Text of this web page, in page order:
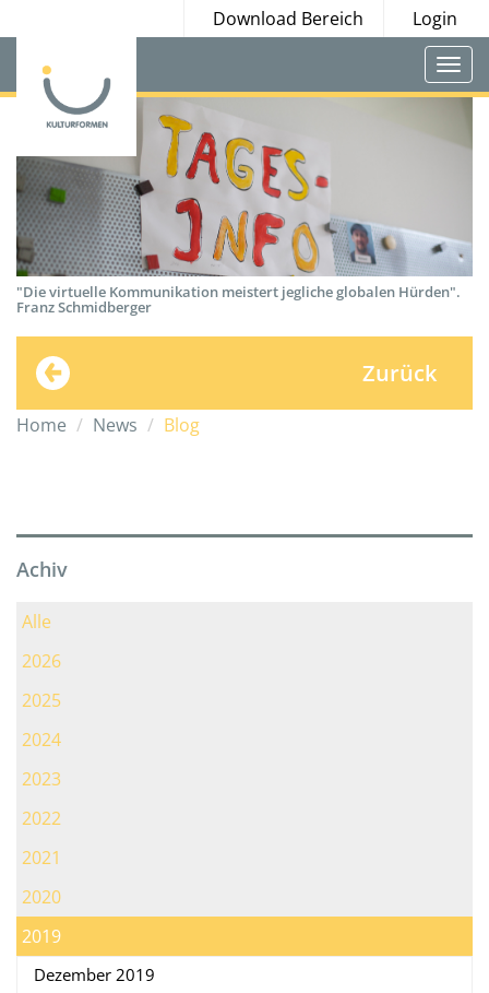
Download Bereich Login
"Die virtuelle Kommunikation meistert jegliche globalen Hürden".
Franz Schmidberger
Zurück
Home News Blog
Achiv
Alle
2026
2025
2024
2023
2022
2021
2020
2019
Dezember 2019